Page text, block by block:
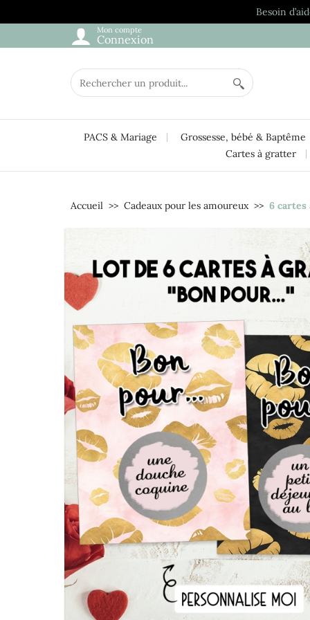
Besoin
Mon compte
Connexion
PACS & Mariage
Grossesse, bébé & Baptême
Cartes à gratter
Accueil Cadeaux pour les amoureux 6 cartes